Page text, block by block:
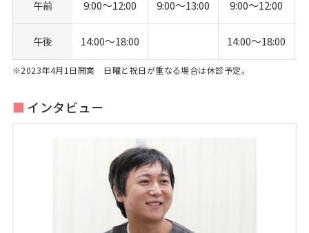
午前 9:00〜12:00 9:00〜13:00 9:00〜12:00
午後 14:00〜18:00 14:00〜18:00
※2023年4月1日開業 日曜と祝日が重なる場合は休診予定。
インタビュー